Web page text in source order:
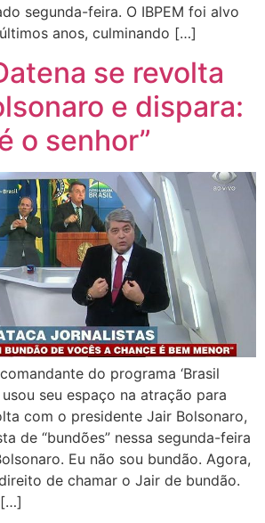
segunda-feira. O IBPEM foi alvo
anos, culminando […]
se revolta
e dispara:
o senhor”
do programa ‘Brasil
usou seu espaço na atração para
com o presidente Jair Bolsonaro,
de “bundões” nessa segunda-feira
Eu não sou bundão. Agora,
de chamar o Jair de bundão.
[…]